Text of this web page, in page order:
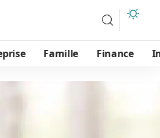
Famille Finance